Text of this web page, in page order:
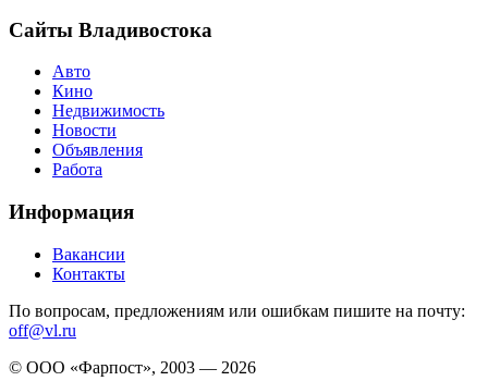
Сайты Владивостока
Авто
Кино
Недвижимость
Новости
Объявления
Работа
Информация
Вакансии
Контакты
По вопросам, предложениям или ошибкам пишите на почту:
off@vl.ru
© ООО «Фарпост», 2003 — 2026